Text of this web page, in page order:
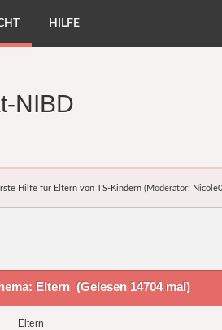
HILFE
NIBD
Hilfe für Eltern von TS-Kindern (Moderator:
Eltern (Gelesen 14704 mal)
Eltern